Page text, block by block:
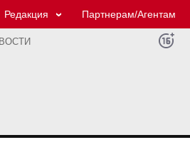
Редакция Партнерам/Агентам